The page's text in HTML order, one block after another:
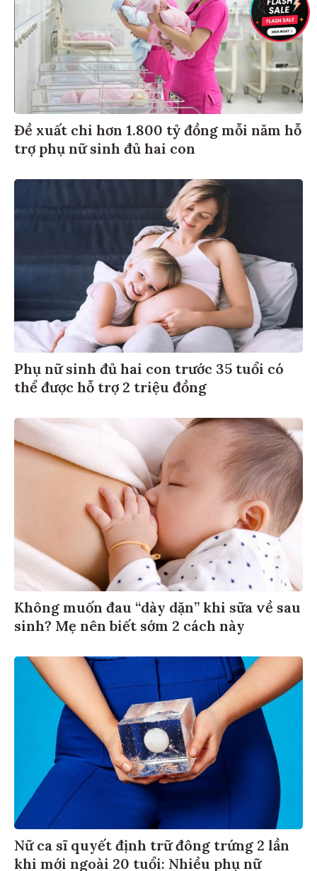
Đề xuất chi hơn 1.800 tỷ đồng mỗi năm hỗ
trợ phụ nữ sinh đủ hai con
Phụ nữ sinh đủ hai con trước 35 tuổi có
thể được hỗ trợ 2 triệu đồng
Không muốn đau “dày dặn” khi sữa về sau
sinh? Mẹ nên biết sớm 2 cách này
Nữ ca sĩ quyết định trữ đông trứng 2 lần
khi mới ngoài 20 tuổi: Nhiều phụ nữ